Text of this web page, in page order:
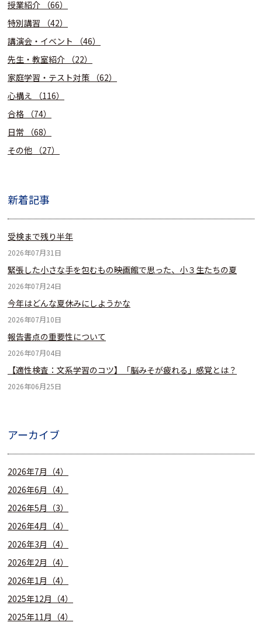
授業紹介
（66）
特別講習
（42）
講演会・イベント
（46）
先生・教室紹介
（22）
家庭学習・テスト対策
（62）
心構え
（116）
合格
（74）
日常
（68）
その他
（27）
新着記事
受検まで残り半年
2026年07月31日
緊張した小さな手を包むもの――映画館で思った、小３生たちの夏
2026年07月24日
今年はどんな夏休みにしようかな
2026年07月10日
報告書点の重要性について
2026年07月04日
【適性検査：文系学習のコツ】「脳みそが疲れる」感覚とは？
2026年06月25日
アーカイブ
2026年7月（4）
2026年6月（4）
2026年5月（3）
2026年4月（4）
2026年3月（4）
2026年2月（4）
2026年1月（4）
2025年12月（4）
2025年11月（4）